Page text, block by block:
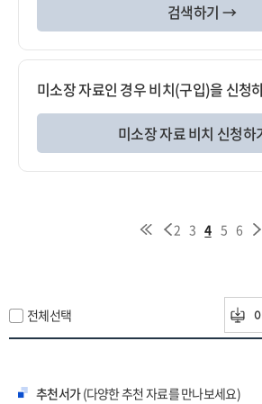
검색하기 →
미소장 자료인 경우 비치(구입)을 신청
미소장 자료 비치 신청
2 3 4 5 6
전체선택
추천서가(다양한 추천 자료를 만나보세요)